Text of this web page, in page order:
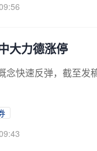
大力德涨停
念快速反弹，截至